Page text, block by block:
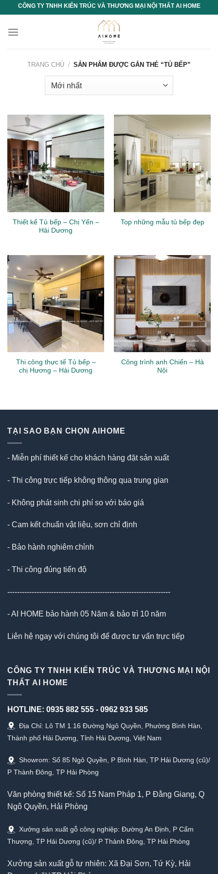
Chuyển
nội
CÔNG TY TNHH KIẾN TRÚC VÀ THƯƠNG MẠI NỘI THẤT AI HOME
TRANG CHỦ / SẢN PHẨM ĐƯỢC GẮN THẺ “TỦ BẾP”
Thiết kế Tủ bếp – Chị Yến –
Hải Dương
Top những mẫu tủ bếp đẹp
Thi công thực tế Tủ bếp –
chị Hương – Hải Dương
Công trình anh Chiến – Hà
Nội
TẠI SAO BẠN CHỌN AIHOME
- Miễn phí thiết kế cho khách hàng đặt sản xuất
- Thi công trực tiếp không thông qua trung gian
- Không phát sinh chi phí so với báo giá
- Cam kết chuẩn vật liệu, sơn chỉ định
- Bảo hành nghiêm chỉnh
- Thi công đúng tiến độ
-------------------------------------------------------------------
- AI HOME bảo hành 05 Năm & bảo trì 10 năm
Liên hệ ngay với chúng tôi để được tư vấn trực tiếp
CÔNG TY TNHH KIẾN TRÚC VÀ THƯƠNG MẠI NỘI
THẤT AI HOME
HOTLINE: 0935 882 555 - 0962 933 585
Địa Chỉ: Lô TM 1.16 Đường Ngô Quyền, Phường Bình Hàn,
Thành phố Hải Dương, Tỉnh Hải Dương, Việt Nam
Showrom: Số 85 Ngô Quyền, P Bình Hàn, TP Hải Dương (cũ)/
P Thành Đông, TP Hải Phòng
Văn phòng thiết kế: Số 15 Nam Pháp 1, P Đằng Giang, Q
Ngô Quyền, Hải Phòng
Xưởng sản xuất gỗ công nghiệp: Đường An Định, P Cẩm
Thượng, TP Hải Dương (cũ)/ P Thành Đông, TP Hải Phòng
Xưởng sản xuất gỗ tự nhiên: Xã Đại Sơn, Tứ Kỳ, Hải